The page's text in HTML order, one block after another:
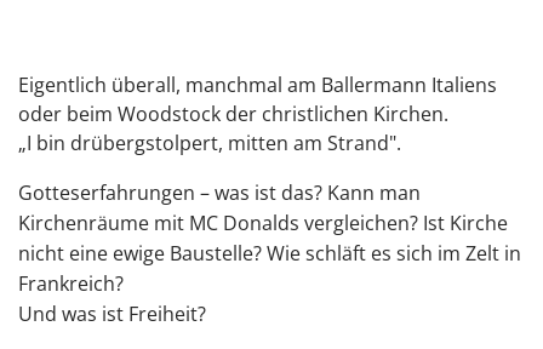
Eigentlich überall, manchmal am Ballermann Italiens
oder beim Woodstock der christlichen Kirchen.
„I bin drübergstolpert, mitten am Strand".
Gotteserfahrungen – was ist das? Kann man
Kirchenräume mit MC Donalds vergleichen? Ist Kirche
nicht eine ewige Baustelle? Wie schläft es sich im Zelt in
Frankreich?
Und was ist Freiheit?